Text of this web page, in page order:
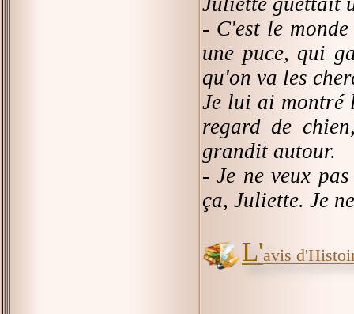
- C'est le
une puce, qui
qu'on va les
Je lui ai montré
regard de
grandit autour.
- Je ne veux
ça, Juliette. Je
L'avis